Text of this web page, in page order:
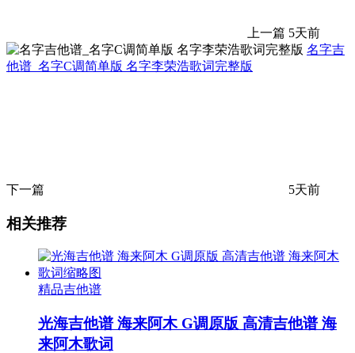
上一篇 5天前
名字吉
他谱_名字C调简单版 名字李荣浩歌词完整版
下一篇 5天前
相关推荐
精品吉他谱
光海吉他谱 海来阿木 G调原版 高清吉他谱 海
来阿木歌词